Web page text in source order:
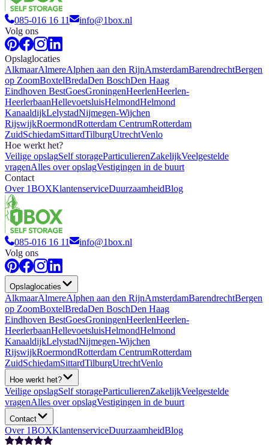
085-016 16 11
info@1box.nl
Volg ons
Opslaglocaties
AlkmaarAlmereAlphen aan den RijnAmsterdamBarendrechtBergen
op ZoomBoxtelBredaDen BoschDen Haag
Eindhoven BestGoesGroningenHeerlenHeerlen-
HeerlerbaanHellevoetsluisHelmondHelmond
KanaaldijkLelystadNijmegen-Wijchen
RijswijkRoermondRotterdam CentrumRotterdam
ZuidSchiedamSittardTilburgUtrechtVenlo
Hoe werkt het?
Veilige opslagSelf storageParticulierenZakelijkVeelgestelde
vragenAlles over opslagVestigingen in de buurt
Contact
Over 1BOXKlantenserviceDuurzaamheidBlog
085-016 16 11
info@1box.nl
Volg ons
Opslaglocaties
AlkmaarAlmereAlphen aan den RijnAmsterdamBarendrechtBergen
op ZoomBoxtelBredaDen BoschDen Haag
Eindhoven BestGoesGroningenHeerlenHeerlen-
HeerlerbaanHellevoetsluisHelmondHelmond
KanaaldijkLelystadNijmegen-Wijchen
RijswijkRoermondRotterdam CentrumRotterdam
ZuidSchiedamSittardTilburgUtrechtVenlo
Hoe werkt het?
Veilige opslagSelf storageParticulierenZakelijkVeelgestelde
vragenAlles over opslagVestigingen in de buurt
Contact
Over 1BOXKlantenserviceDuurzaamheidBlog